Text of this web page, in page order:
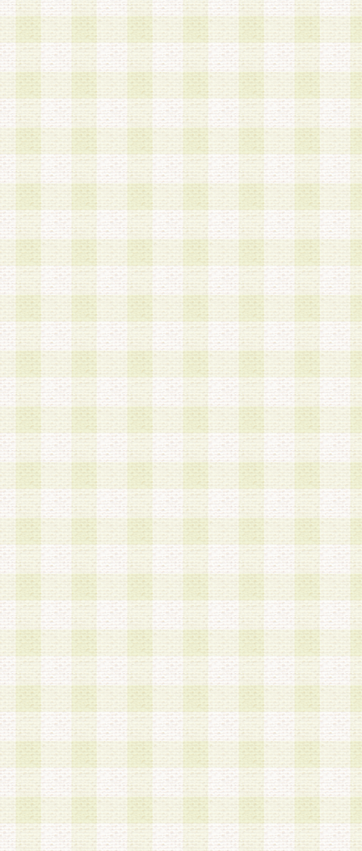
いかなる虚偽の申告をも行ってはならないものと
4.会員は、複数のログインＩＤおよびパスワード
いものとします。
第4条 ログインIDおよびパスワードの管理
1.会員は、会員登録後、本サイト内にて本サービ
加する際には、前条に基づき当社から付与された
スワードを使用するものとします。
2.登録の際に当社が付与したログインIDおよびパ
の使用に関しては、全て会員本人がその責任を負
3.会員は、当社から付与されたログインIDおよび
貸与、名義変更、売買その他形態を問わず第三者
ならないものとします。
4.当社は、会員によるログインIDおよびパスワー
盗用など第三者の利用に伴う損害の発生について
き事由の有無、その他原因の如何を問わず、一切
のとします。
第5条 会員の登録情報
1.当社は、会員の登録情報に含まれる氏名・住所
アドレス等会員個人を識別できる情報を当社が別
シーポリシー
」に基づき適切に取り扱うものとし
は、当該個人情報を以下の各号に定める目的に利
す。なお、これら事項以外の目的で個人情報を利
かじめ会員の同意を得たうえで利用するものとし
a.本サービスの実施または運営
b.本サービスに係る謝礼、景品、調査サンプル品
c.会員からの電話、メール等の問い合わせなどへ
d.その他これらに付随する業務
2.当社は、会員個人を識別することのできる情報
会員情報を本人の承諾なく第三者に開示すること
人を識別できる情報について第三者に開示または
社は事前に会員本人の同意を得るものとします。
3.前項の定めに拘わらず、当社は、以下の目的に
意を 得ることなく、会員個人を識別できる情報
づき選定した委託業者に対して当社の責任におい
できるものとします。な お、当社は、当該委託
契約を締結しこれを遵守させるとともに、本規約